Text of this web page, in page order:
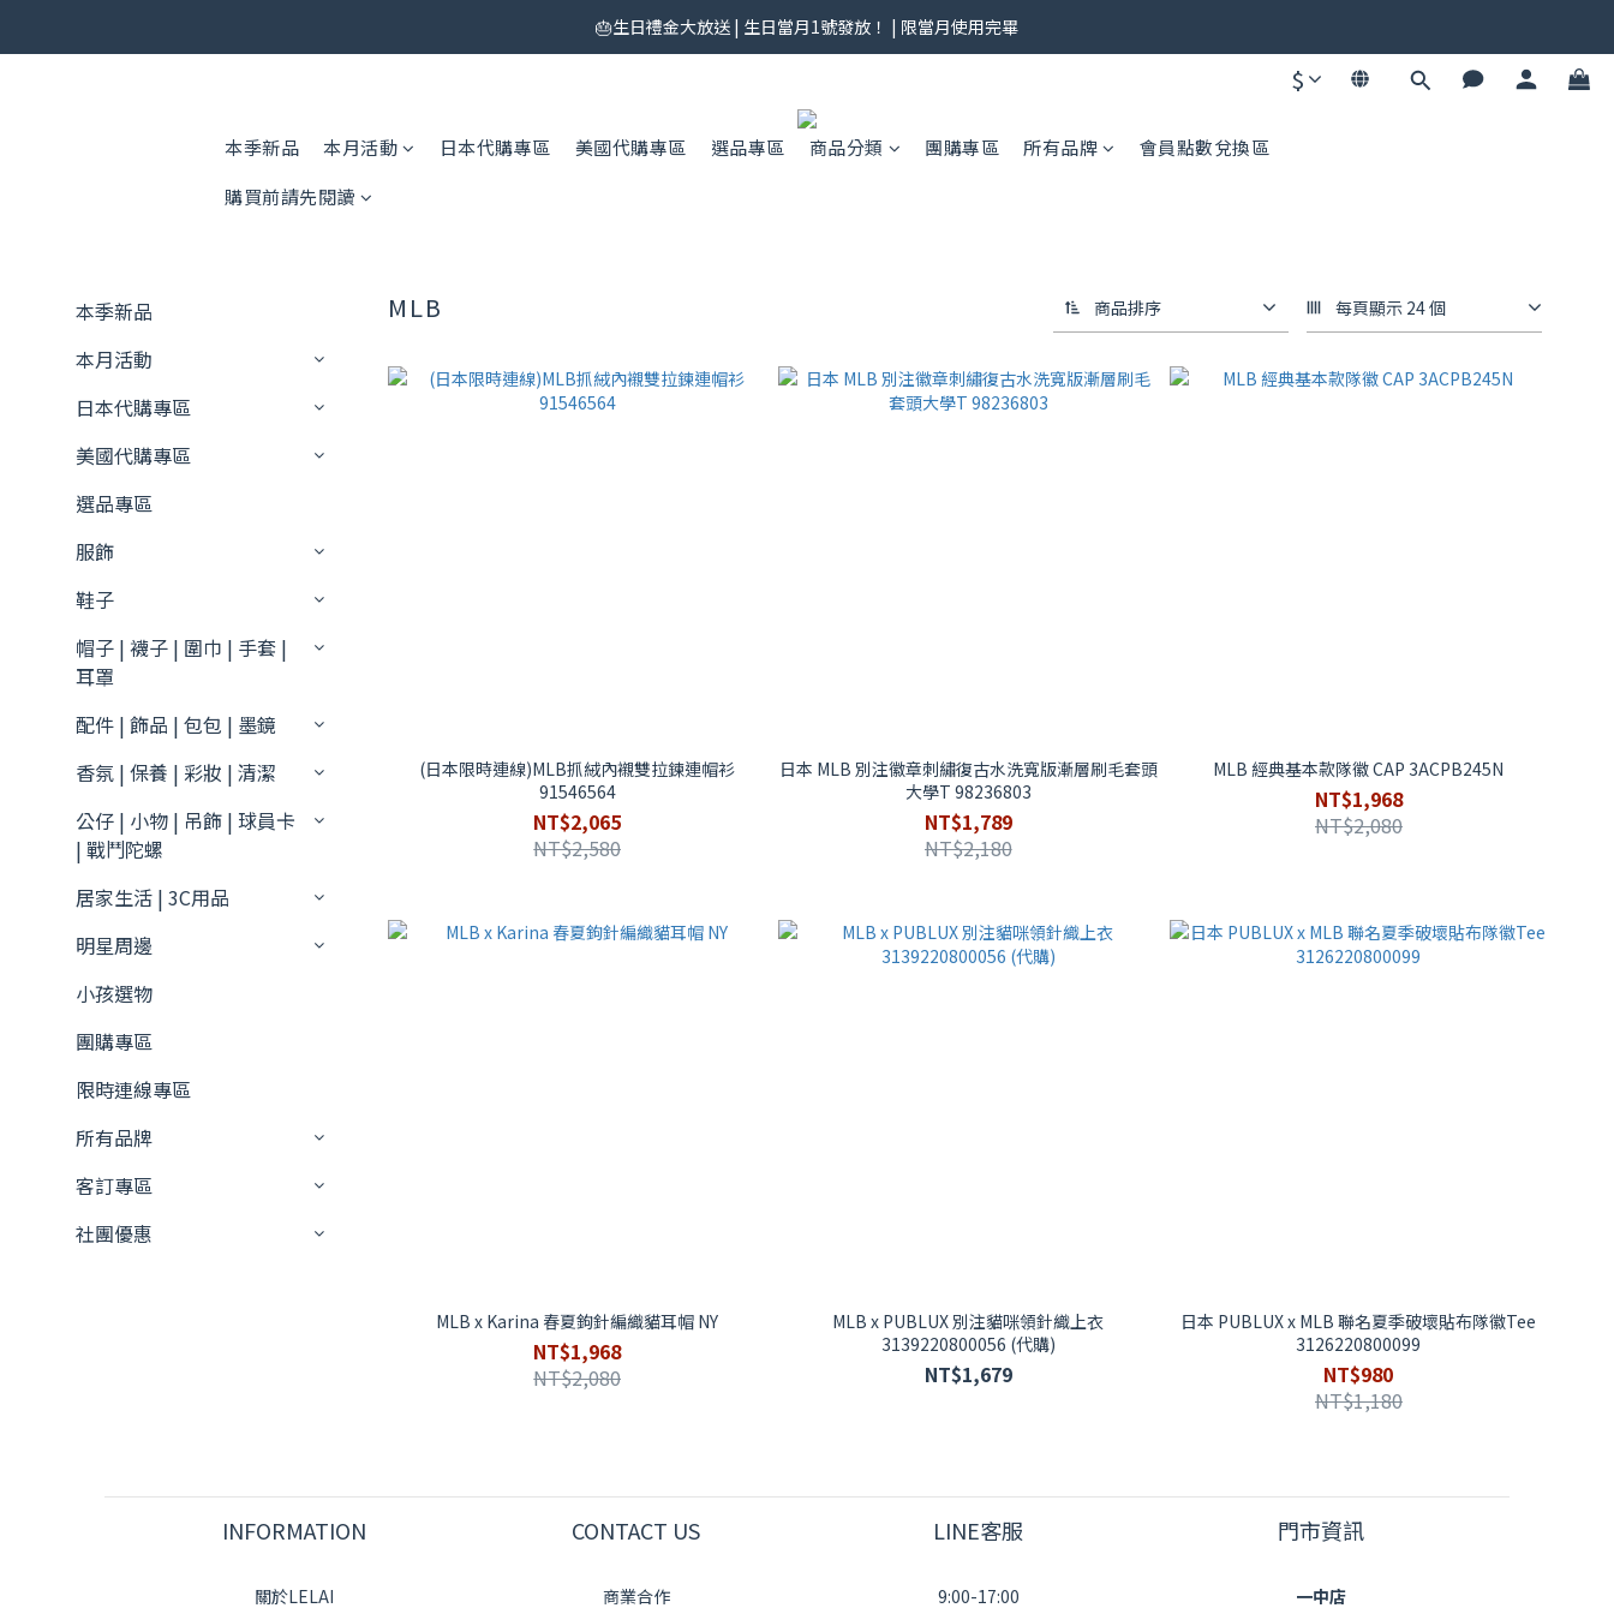
🎟️ 免運券來了！每月 25 號準時開搶｜$299／$999 各一張｜官網領券中心領，碼碼不同快去領！
🎂生日禮金大放送 | 生日當月1號發放！ | 限當月使用完畢
$
本季新品 本月活動 日本代購專區 美國代購專區 選品專區 商品分類 團購專區 所有品牌
會員點數兌換區
購買前請先閱讀
本季新品
本月活動
日本代購專區
美國代購專區
選品專區
服飾
鞋子
帽子 | 襪子 | 圍巾 | 手套 |
耳罩
配件 | 飾品 | 包包 | 墨鏡
香氛 | 保養 | 彩妝 | 清潔
公仔 | 小物 | 吊飾 | 球員卡
| 戰鬥陀螺
居家生活 | 3C用品
明星周邊
小孩選物
團購專區
限時連線專區
所有品牌
客訂專區
社團優惠
MLB 商品排序 每頁顯示 24 個
(日本限時連線)MLB抓絨內襯雙拉鍊連帽衫
91546564
NT$2,065
NT$2,580
日本 MLB 別注徽章刺繡復古水洗寬版漸層刷毛套頭
大學T 98236803
NT$1,789
NT$2,180
MLB 經典基本款隊徽 CAP 3ACPB245N
NT$1,968
NT$2,080
MLB x Karina 春夏鉤針編織貓耳帽 NY
NT$1,968
NT$2,080
MLB x PUBLUX 別注貓咪領針織上衣
3139220800056 (代購)
NT$1,679
日本 PUBLUX x MLB 聯名夏季破壞貼布隊徽Tee
3126220800099
NT$980
NT$1,180
INFORMATION
關於LELAI
CONTACT US
商業合作
LINE客服
9:00-17:00
門市資訊
一中店